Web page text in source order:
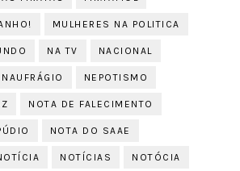
MULHERES NA POLITICA
NA TV NACIONAL
NAUFRÁGIO NEPOTISMO
NOTA DE FALECIMENTO
NOTA DO SAAE
NOTÍCIAS NOTÓCIA